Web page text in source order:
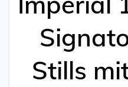
Stills